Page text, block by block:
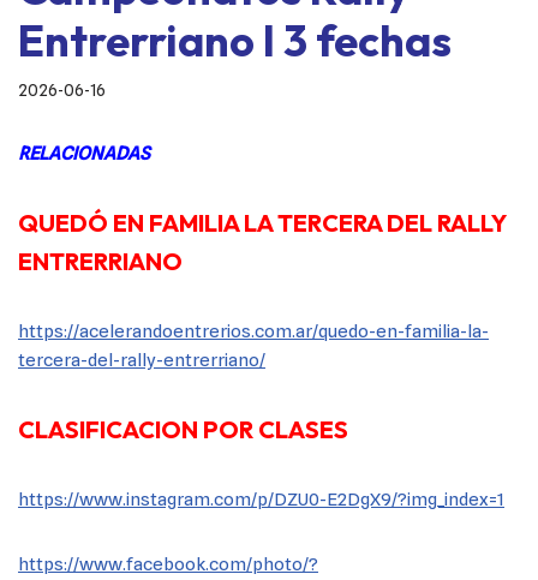
Entrerriano I 3 fechas
2026-06-16
RELACIONADAS
QUEDÓ EN FAMILIA LA TERCERA DEL RALLY
ENTRERRIANO
https://acelerandoentrerios.com.ar/quedo-en-familia-la-
tercera-del-rally-entrerriano/
CLASIFICACION POR CLASES
https://www.instagram.com/p/DZU0-E2DgX9/?img_index=1
https://www.facebook.com/photo/?